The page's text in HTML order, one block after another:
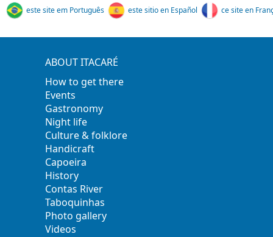
este site em Português este sitio en Español ce site en
ABOUT ITACARÉ
How to get there
Events
Gastronomy
Night life
Culture & folklore
Handicraft
Capoeira
History
Contas River
Taboquinhas
Photo gallery
Videos